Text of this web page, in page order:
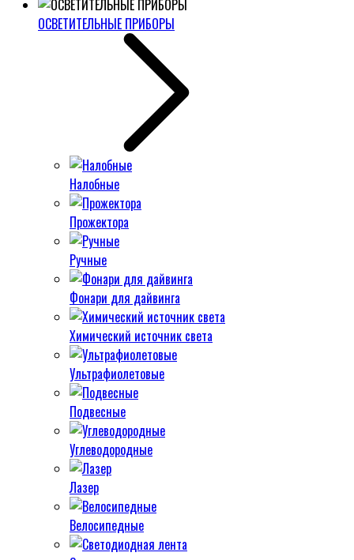
ОСВЕТИТЕЛЬНЫЕ ПРИБОРЫ
Налобные
Прожектора
Ручные
Фонари для дайвинга
Химический источник света
Ультрафиолетовые
Подвесные
Углеводородные
Лазер
Велосипедные